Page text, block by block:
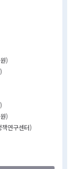
)
)
연구센터)